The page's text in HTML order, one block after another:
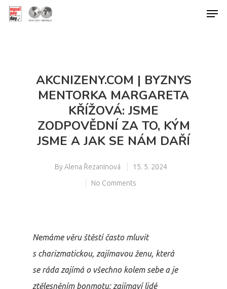
AKCNIZENY.COM | BYZNYS
MENTORKA MARGARETA
KŘÍŽOVÁ: JSME
ZODPOVĚDNÍ ZA TO, KÝM
JSME A JAK SE NÁM DAŘÍ
By Alena Řezaninová
15. 5. 2024
No Comments
Nemáme věru štěstí často mluvit
s charizmatickou, zajímavou ženu, která
se ráda zajímá o všechno kolem sebe a je
ztělesněním bonmotu: zajímaví lidé